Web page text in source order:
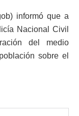
informó que a
Nacional Civil
del medio
sobre el